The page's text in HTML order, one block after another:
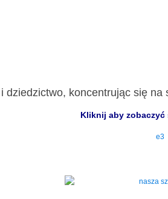
dziedzictwo, koncentrując się na
Kliknij aby